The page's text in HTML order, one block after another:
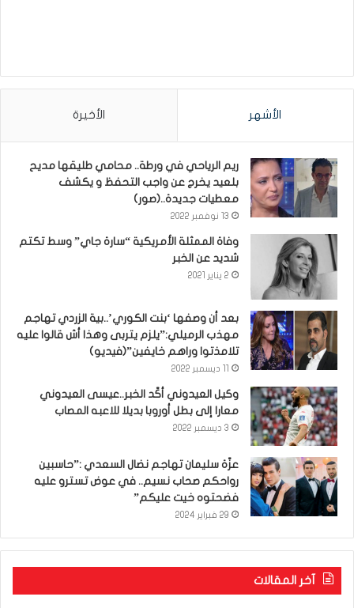
الأشهر الأخيرة
ريم الرياحي في ورطة.. محامي طليقها مديح
بلعيد يخرج عن واجب التحفظ و يكشف
معطيات جديدة..(صور)
13 نوفمبر 2022
وفاة الممثلة الأمريكية “سارة جاي” وسط تكتم
شديد عن الخبر
2 يناير 2021
بعد أن وصفها ‘بنت الكوري’..بية الزردي تهاجم
مهذب الرميلي:”يلزم يتربى وهذا أش قالوا عليه
تلامذتوا وراهم خايفين”(فيديو)
وكيل العيدوني أكّد الخبر..عيسى العيدوني
معارا إلى بطل أوروبا بديلا للاعبه المصاب
3 ديسمبر 2022
عزّة سليمان تهاجم نضال السعدي :”حاسبين
رواحكم صحاب نسيم.. في عوض تسترو عليه
فضحتوه خيت عليكم”
29 فبراير 2024
آخر المقالات